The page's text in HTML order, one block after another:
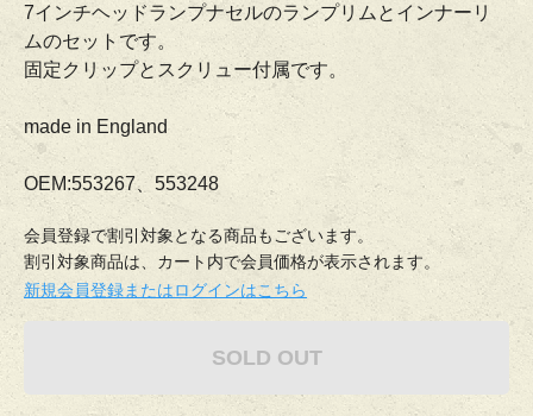
7インチヘッドランプナセルのランプリムとインナーリ
ムのセットです。
固定クリップとスクリュー付属です。
made in England
OEM:553267、553248
会員登録で割引対象となる商品もございます。
割引対象商品は、カート内で会員価格が表示されます。
新規会員登録またはログインはこちら
SOLD OUT